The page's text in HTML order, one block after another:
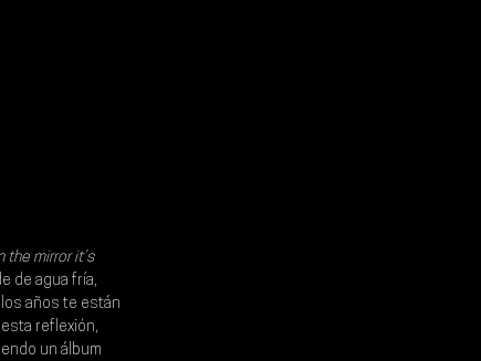
the mirror it’s
de agua fría,
años te están
reflexión,
un álbum